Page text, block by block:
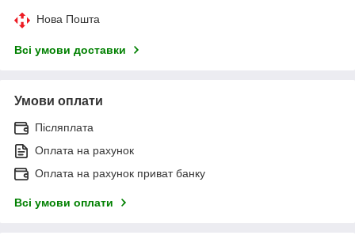
Нова Пошта
Всі умови доставки
Умови оплати
Післяплата
Оплата на рахунок
Оплата на рахунок приват банку
Всі умови оплати